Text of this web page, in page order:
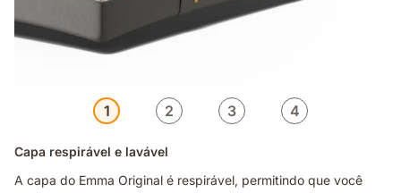
1 2 3 4
Capa respirável e lavável
A capa do Emma Original é respirável, permitindo que você